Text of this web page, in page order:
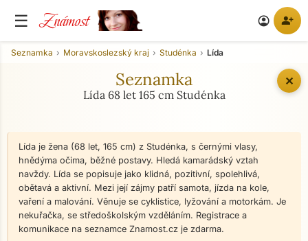
☰ Známost account_circle person_add
✕
Seznamka Moravskoslezský kraj Studénka Lída
Seznamka
Lída 68 let 165 cm Studénka
Lída je žena (68 let, 165 cm) z Studénka, s černými vlasy,
hnědýma očima, běžné postavy. Hledá kamarádský vztah
navždy. Lída se popisuje jako klidná, pozitivní, spolehlivá,
obětavá a aktivní. Mezi její zájmy patří samota, jízda na kole,
vaření a malování. Věnuje se cyklistice, lyžování a motorkám. Je
nekuřačka, se středoškolským vzděláním. Registrace a
komunikace na seznamce Znamost.cz je zdarma.